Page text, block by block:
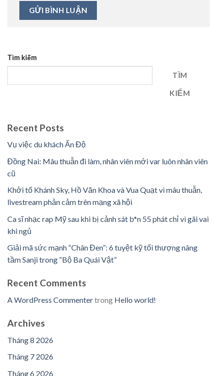
Tìm kiếm
TÌM
KIẾM
Recent Posts
Vụ việc du khách Ấn Độ
Đồng Nai: Mâu thuẫn đi làm, nhân viên mới var luôn nhân viên
cũ
Khởi tố Khánh Sky, Hồ Văn Khoa và Vua Quạt vì mâu thuẫn,
livestream phản cảm trên mạng xã hội
Ca sĩ nhạc rap Mỹ sau khi bị cảnh sát b*n 55 phát chỉ vì gãi vai
khi ngủ
Giải mã sức mạnh “Chân Đen”: 6 tuyệt kỹ tối thượng nâng
tầm Sanji trong “Bộ Ba Quái Vật”
Recent Comments
A WordPress Commentertrong Hello world!
Archives
Tháng 8 2026
Tháng 7 2026
Tháng 6 2026